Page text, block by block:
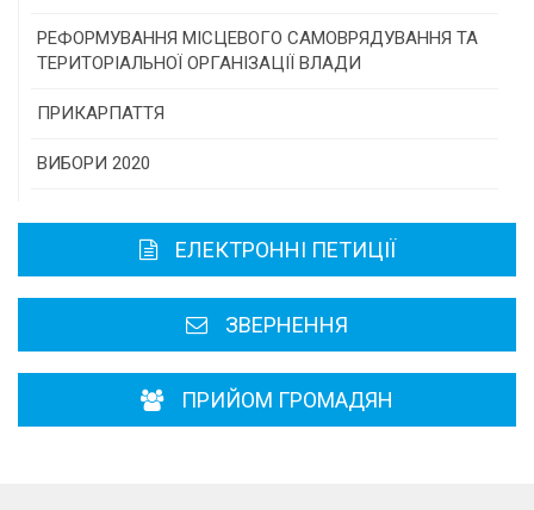
Консультативна рада
РЕФОРМУВАННЯ МІСЦЕВОГО САМОВРЯДУВАННЯ ТА
ТЕРИТОРІАЛЬНОЇ ОРГАНІЗАЦІЇ ВЛАДИ
ПРИКАРПАТТЯ
Історична довідка
Районні, міські ради
ВИБОРИ 2020
ЕЛЕКТРОННІ ПЕТИЦІЇ
ЗВЕРНЕННЯ
ПРИЙОМ ГРОМАДЯН